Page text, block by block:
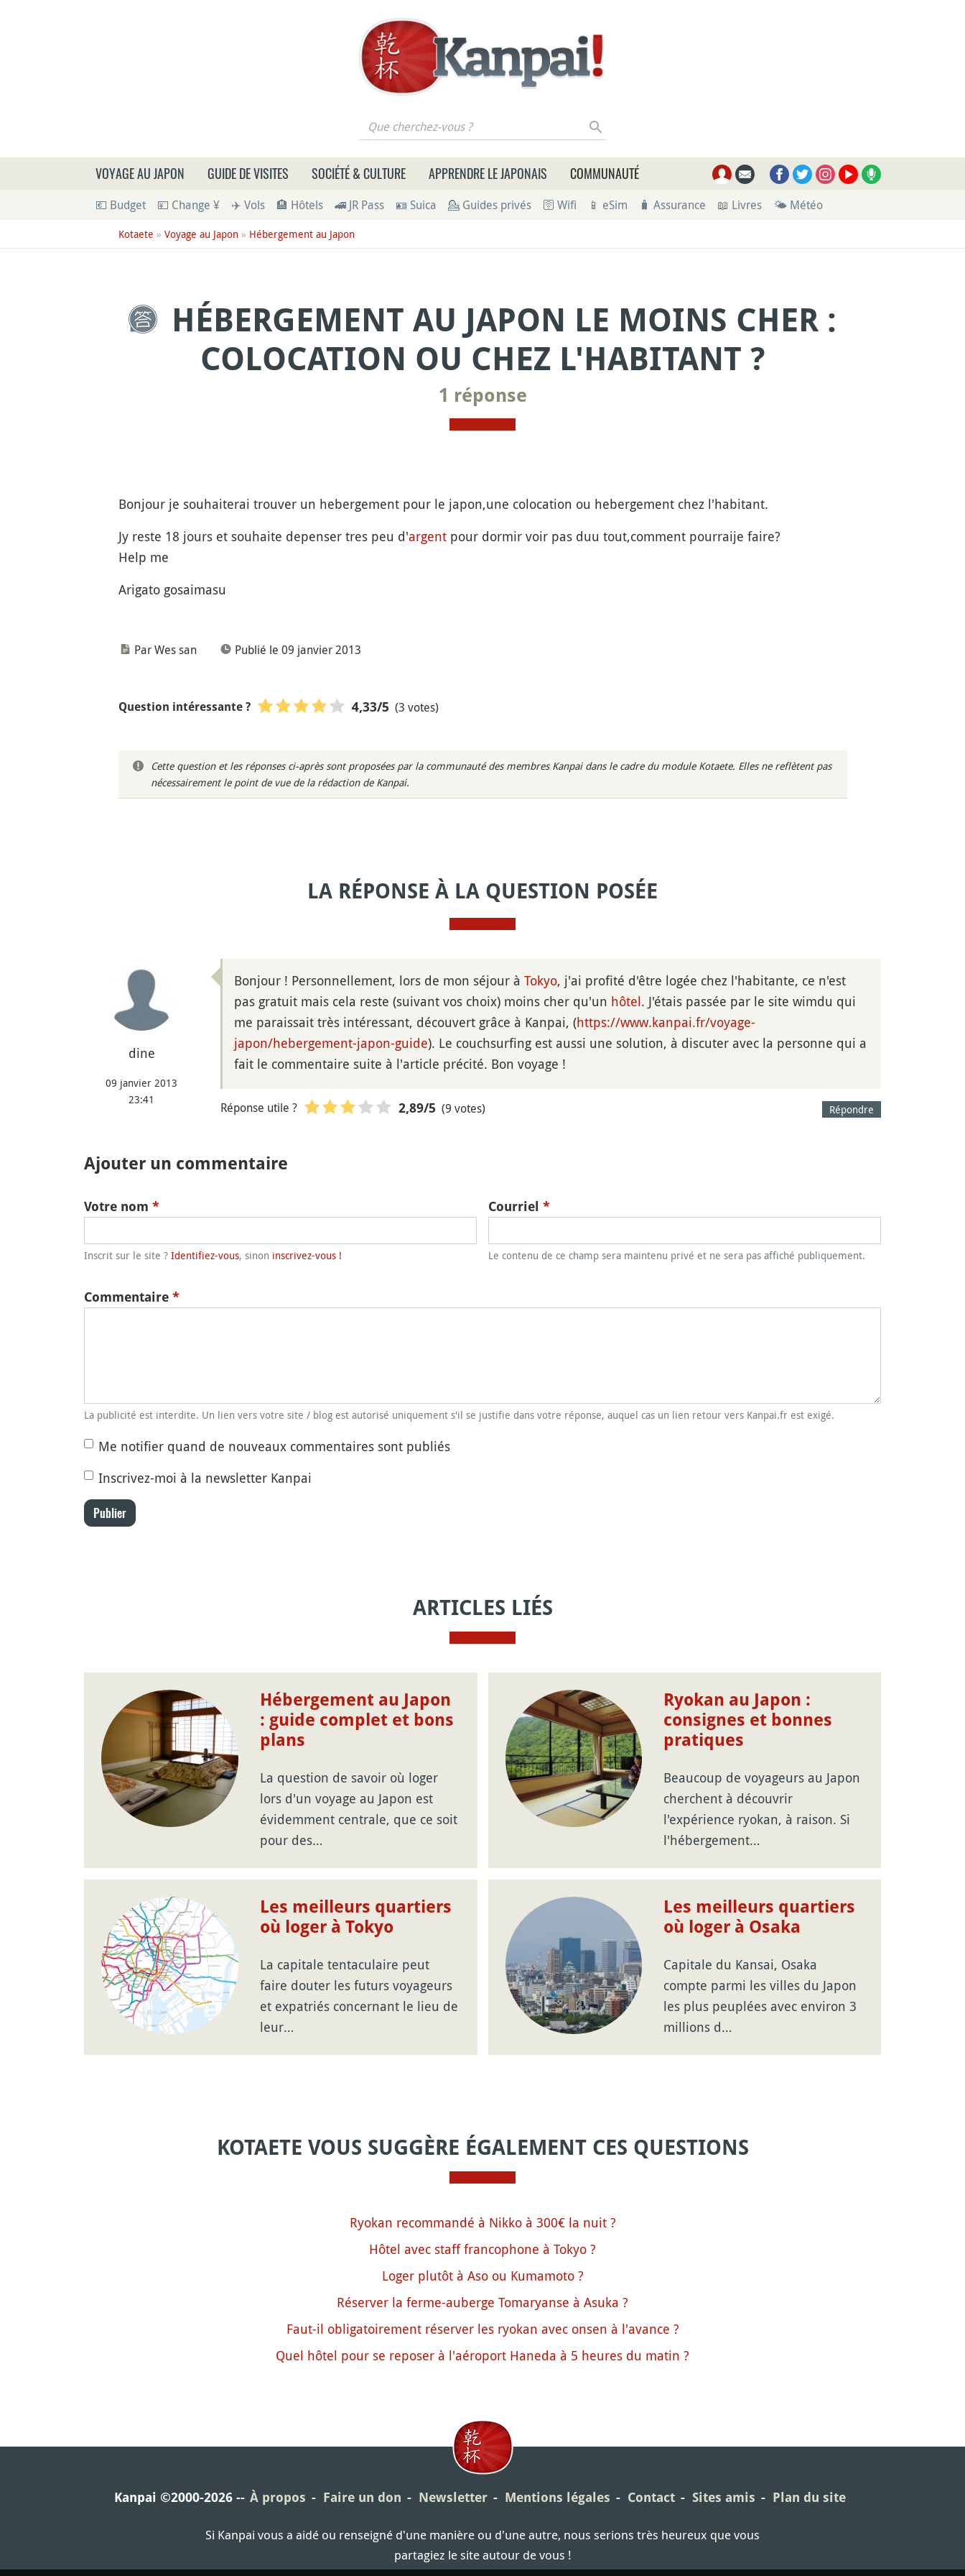
Que cherchez-vous ?
VOYAGE AU JAPON GUIDE DE VISITES SOCIÉTÉ & CULTURE APPRENDRE LE JAPONAIS COMMUNAUTÉ
💶 Budget 💴 Change ¥ ✈️ Vols 🏨 Hôtels 🚄 JR Pass 🪪 Suica 💁 Guides privés 🛜 Wifi 📱 eSim 🧳 Assurance 📖 Livres 🌤 Météo
Kotaete » Voyage au Japon» Hébergement au Japon
HÉBERGEMENT AU JAPON LE MOINS CHER :
COLOCATION OU CHEZ L'HABITANT ?
1 réponse
Bonjour je souhaiterai trouver un hebergement pour le japon,une colocation ou hebergement chez l'habitant.
Jy reste 18 jours et souhaite depenser tres peu d'argentpour dormir voir pas duu tout,comment pourraije faire?
Help me
Arigato gosaimasu
Par Wes san Publié le 09 janvier 2013
Question intéressante ? 4,33/5 (3 votes)
Cette question et les réponses ci-après sont proposées par la communauté des membres Kanpai dans le cadre du module Kotaete. Elles ne reflètent pas
nécessairement le point de vue de la rédaction de Kanpai.
LA RÉPONSE À LA QUESTION POSÉE
dine
09 janvier 2013
23:41
Bonjour ! Personnellement, lors de mon séjour à Tokyo, j'ai profité d'être logée chez l'habitante, ce n'est
pas gratuit mais cela reste (suivant vos choix) moins cher qu'un hôtel. J'étais passée par le site wimdu qui
me paraissait très intéressant, découvert grâce à Kanpai, (https://www.kanpai.fr/voyage-
japon/hebergement-japon-guide). Le couchsurfing est aussi une solution, à discuter avec la personne qui a
fait le commentaire suite à l'article précité. Bon voyage !
Répondre
Réponse utile ? 2,89/5 (9 votes)
Ajouter un commentaire
Votre nom *
Inscrit sur le site ? Identifiez-vous, sinon inscrivez-vous !
Courriel *
Le contenu de ce champ sera maintenu privé et ne sera pas affiché publiquement.
Commentaire *
La publicité est interdite. Un lien vers votre site / blog est autorisé uniquement s'il se justifie dans votre réponse, auquel cas un lien retour vers Kanpai.fr est exigé.
Me notifier quand de nouveaux commentaires sont publiés
Inscrivez-moi à la newsletter Kanpai
Publier
ARTICLES LIÉS
Hébergement au Japon
: guide complet et bons
plans
La question de savoir où loger
lors d'un voyage au Japon est
évidemment centrale, que ce soit
pour des…
Ryokan au Japon :
consignes et bonnes
pratiques
Beaucoup de voyageurs au Japon
cherchent à découvrir
l'expérience ryokan, à raison. Si
l'hébergement…
Les meilleurs quartiers
où loger à Tokyo
La capitale tentaculaire peut
faire douter les futurs voyageurs
et expatriés concernant le lieu de
leur…
Les meilleurs quartiers
où loger à Osaka
Capitale du Kansai, Osaka
compte parmi les villes du Japon
les plus peuplées avec environ 3
millions d…
KOTAETE VOUS SUGGÈRE ÉGALEMENT CES QUESTIONS
Ryokan recommandé à Nikko à 300€ la nuit ?
Hôtel avec staff francophone à Tokyo ?
Loger plutôt à Aso ou Kumamoto ?
Réserver la ferme-auberge Tomaryanse à Asuka ?
Faut-il obligatoirement réserver les ryokan avec onsen à l'avance ?
Quel hôtel pour se reposer à l'aéroport Haneda à 5 heures du matin ?
Kanpai ©2000-2026 À propos Faire un don Newsletter Mentions légales Contact Sites amis Plan du site
Si Kanpai vous a aidé ou renseigné d'une manière ou d'une autre, nous serions très heureux que vous
partagiez le site autour de vous !